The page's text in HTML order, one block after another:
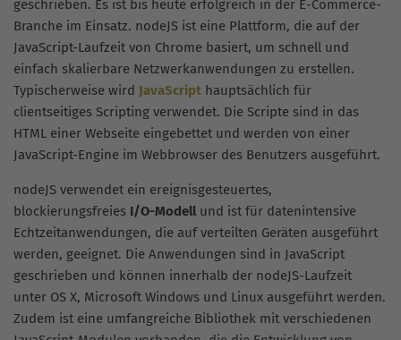
geschrieben. Es ist bis heute erfolgreich in der E-Commerce-
Branche im Einsatz. nodeJS ist eine Plattform, die auf der
JavaScript-Laufzeit von Chrome basiert, um schnell und
einfach skalierbare Netzwerkanwendungen zu erstellen.
Typischerweise wird JavaScript hauptsächlich für
clientseitiges Scripting verwendet. Die Scripte sind in das
HTML einer Webseite eingebettet und werden von einer
JavaScript-Engine im Webbrowser des Benutzers ausgeführt.
nodeJS verwendet ein ereignisgesteuertes,
blockierungsfreies I/O-Modellund ist für datenintensive
Echtzeitanwendungen, die auf verteilten Geräten ausgeführt
werden, geeignet. Die Anwendungen sind in JavaScript
geschrieben und können innerhalb der nodeJS-Laufzeit
unter OS X, Microsoft Windows und Linux ausgeführt werden.
Zudem ist eine umfangreiche Bibliothek mit verschiedenen